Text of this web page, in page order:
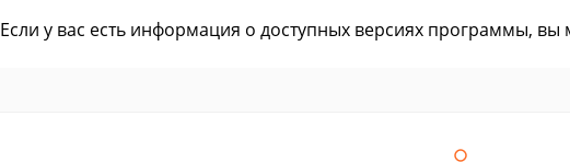
Если у вас есть информация о доступных версиях программы,